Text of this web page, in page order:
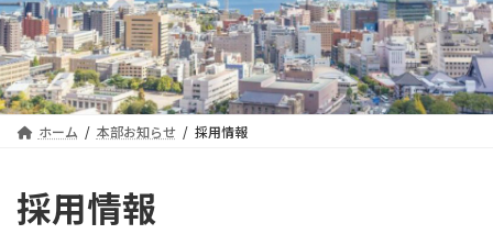
ホーム 本部お知らせ 採用情報
採用情報